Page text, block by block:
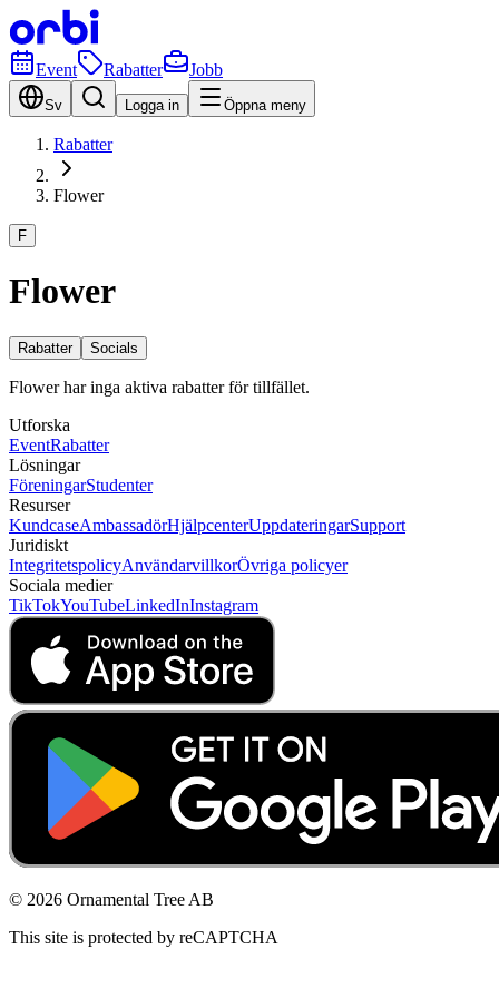
Event Rabatter Jobb
Sv Logga in Öppna meny
Rabatter
Flower
F
Flower
Rabatter Socials
Flower har inga aktiva rabatter för tillfället.
Utforska
EventRabatter
Lösningar
FöreningarStudenter
Resurser
KundcaseAmbassadörHjälpcenterUppdateringarSupport
Juridiskt
IntegritetspolicyAnvändarvillkorÖvriga policyer
Sociala medier
TikTokYouTubeLinkedInInstagram
© 2026 Ornamental Tree AB
This site is protected by reCAPTCHA